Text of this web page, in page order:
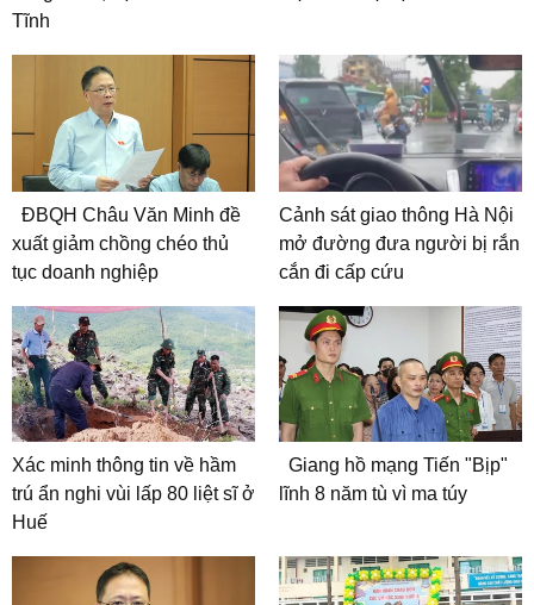
Tĩnh
ĐBQH Châu Văn Minh đề
xuất giảm chồng chéo thủ
tục doanh nghiệp
Cảnh sát giao thông Hà Nội
mở đường đưa người bị rắn
cắn đi cấp cứu
Xác minh thông tin về hầm
trú ẩn nghi vùi lấp 80 liệt sĩ ở
Huế
Giang hồ mạng Tiến "Bịp"
lĩnh 8 năm tù vì ma túy